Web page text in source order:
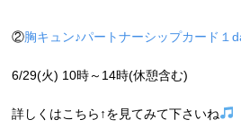
②胸キュン♪パートナーシップカード１
6/29(火) 10時～14時(休憩含む)
詳しくはこちら↑を見てみて下さいね